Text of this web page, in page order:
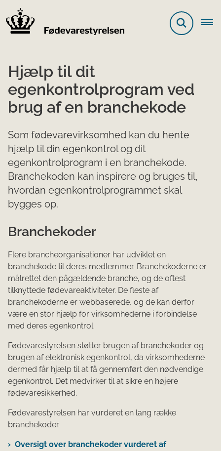
Hjælp til dit
egenkontrolprogram ved
brug af en branchekode
Som fødevarevirksomhed kan du hente
hjælp til din egenkontrol og dit
egenkontrolprogram i en branchekode.
Branchekoden kan inspirere og bruges til,
hvordan egenkontrolprogrammet skal
bygges op.
Branchekoder
Flere brancheorganisationer har udviklet en
branchekode til deres medlemmer. Branchekoderne er
målrettet den pågældende branche, og de oftest
tilknyttede fødevareaktiviteter. De fleste af
branchekoderne er webbaserede, og de kan derfor
være en stor hjælp for virksomhederne i forbindelse
med deres egenkontrol.
Fødevarestyrelsen støtter brugen af branchekoder og
brugen af elektronisk egenkontrol, da virksomhederne
dermed får hjælp til at få gennemført den nødvendige
egenkontrol. Det medvirker til at sikre en højere
fødevaresikkerhed.
Fødevarestyrelsen har vurderet en lang række
branchekoder.
Oversigt over branchekoder vurderet af